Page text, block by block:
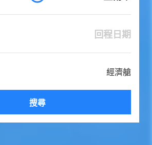
回程日期
經濟艙
搜尋